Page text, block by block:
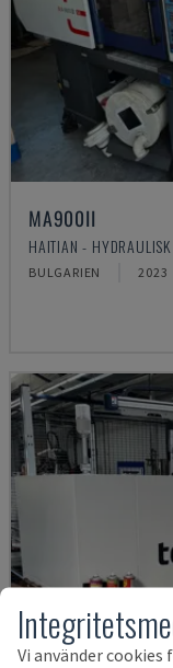
MA900ІІ
HAITIAN -
BULGARIEN 2023
Vi använder